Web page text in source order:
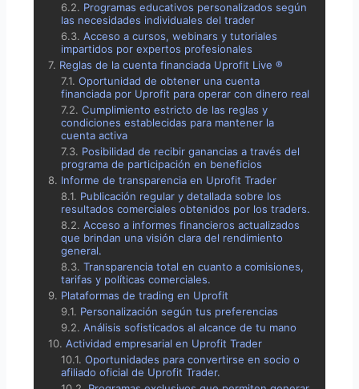
Programas educativos personalizados según
las necesidades individuales del trader
Acceso a cursos, webinars y tutoriales
impartidos por expertos profesionales
Reglas de la cuenta financiada Uprofit Live ®
Oportunidad de obtener una cuenta
financiada por Uprofit para operar con dinero real
Cumplimiento estricto de las reglas y
condiciones establecidas para mantener la
cuenta activa
Posibilidad de recibir ganancias a través del
programa de participación en beneficios
Informe de transparencia en Uprofit Trader
Publicación regular y detallada sobre los
resultados comerciales obtenidos por los traders.
Acceso a informes financieros actualizados
que brindan una visión clara del rendimiento
general.
Transparencia total en cuanto a comisiones,
tarifas y políticas comerciales.
Plataformas de trading en Uprofit
Personalización según tus preferencias
Análisis sofisticados al alcance de tu mano
Actividad empresarial en Uprofit Trader
Oportunidades para convertirse en socio o
afiliado oficial de Uprofit Trader.